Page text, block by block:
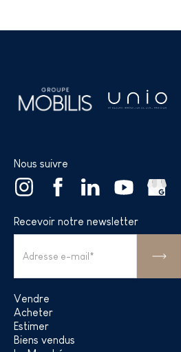
Nous suivre
Recevoir notre newsletter
Vendre
Acheter
Estimer
Biens vendus